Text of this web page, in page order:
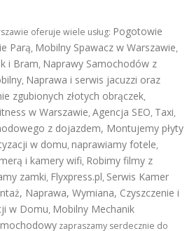
oferuje wiele usług: Pogotowie
Parą, Mobilny Spawacz w Warszawie,
i Bram, Naprawy Samochodów z
, Naprawa i serwis jacuzzi oraz
zgubionych złotych obrączek,
w Warszawie, Agencja SEO, Taxi,
z dojazdem, Montujemy płyty
w domu, naprawiamy fotele,
i kamery wifi, Robimy filmy z
zamki, Flyxpress.pl, Serwis Kamer
Naprawa, Wymiana, Czyszczenie i
w Domu, Mobilny Mechanik
zapraszamy serdecznie do